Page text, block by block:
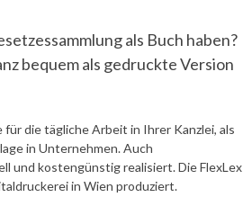
als Buch haben?
bequem als gedruckte Version
die tägliche Arbeit in Ihrer Kanzlei, als
in Unternehmen. Auch
und kostengünstig realisiert. Die FlexLex
in Wien produziert.